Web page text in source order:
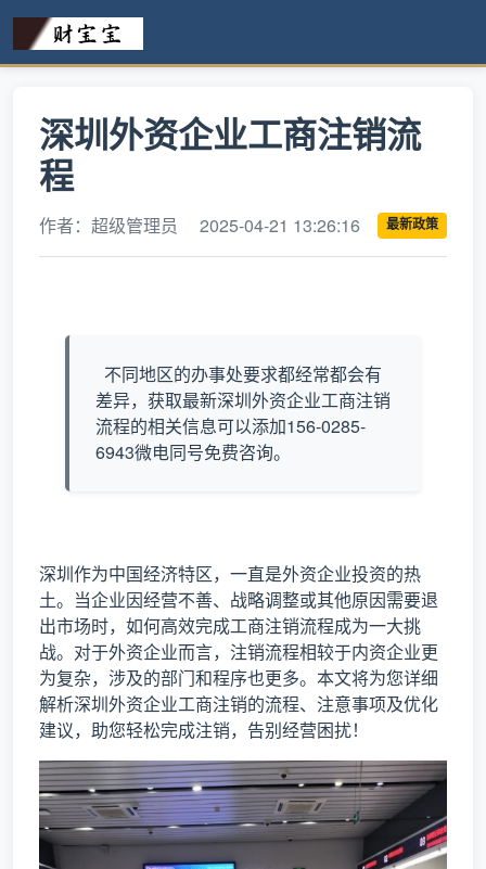
深圳外资企业工商注销流
程
作者：超级管理员 2025-04-21 13:26:16 最新政策
不同地区的办事处要求都经常都会有
差异，获取最新深圳外资企业工商注销
流程的相关信息可以添加156-0285-
6943微电同号免费咨询。
深圳作为中国经济特区，一直是外资企业投资的热
土。当企业因经营不善、战略调整或其他原因需要退
出市场时，如何高效完成工商注销流程成为一大挑
战。对于外资企业而言，注销流程相较于内资企业更
为复杂，涉及的部门和程序也更多。本文将为您详细
解析深圳外资企业工商注销的流程、注意事项及优化
建议，助您轻松完成注销，告别经营困扰！